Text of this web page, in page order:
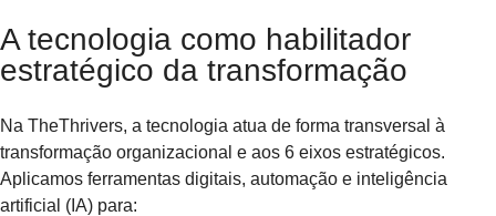
A tecnologia como habilitador
estratégico da transformação​
Na TheThrivers, a tecnologia atua de forma transversal à
transformação organizacional e aos 6 eixos estratégicos.
Aplicamos ferramentas digitais, automação e inteligência
artificial (IA) para: